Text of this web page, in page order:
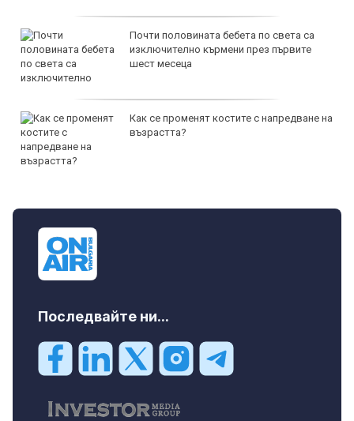
Почти половината бебета по света са
изключително кърмени през първите
шест месеца
Как се променят костите с напредване на
възрастта?
Последвайте ни...